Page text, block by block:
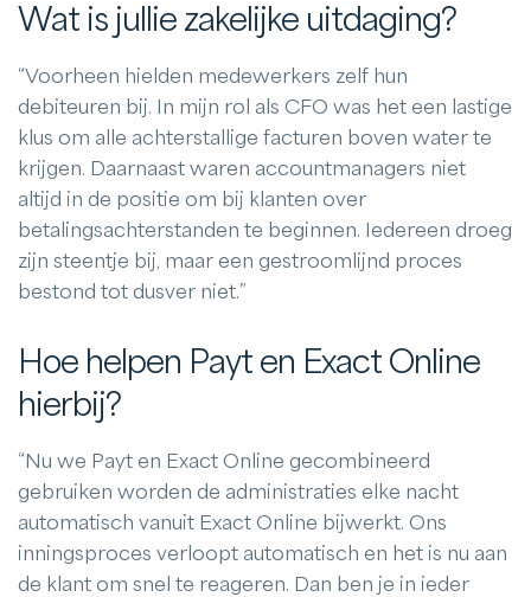
Wat is jullie zakelijke uitdaging?
“Voorheen hielden medewerkers zelf hun
debiteuren bij. In mijn rol als CFO was het een lastige
klus om alle achterstallige facturen boven water te
krijgen. Daarnaast waren accountmanagers niet
altijd in de positie om bij klanten over
betalingsachterstanden te beginnen. Iedereen droeg
zijn steentje bij, maar een gestroomlijnd proces
bestond tot dusver niet.”
Hoe helpen Payt en Exact Online
hierbij?
“Nu we Payt en Exact Online gecombineerd
gebruiken worden de administraties elke nacht
automatisch vanuit Exact Online bijwerkt. Ons
inningsproces verloopt automatisch en het is nu aan
de klant om snel te reageren. Dan ben je in ieder